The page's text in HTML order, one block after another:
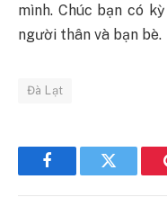
mình. Chúc bạn có
người thân và bạn bè.
Đà Lạt
FacebookTwitter